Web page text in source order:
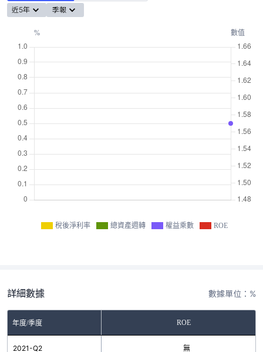
近5年
季報
稅後淨利率 總資產週轉 權益乘數 ROE
詳細數據 數據單位：%
年度/季度 ROE
2021-Q2 無